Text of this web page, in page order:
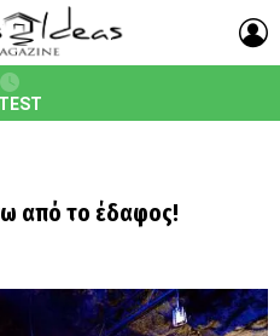
από το έδαφος!